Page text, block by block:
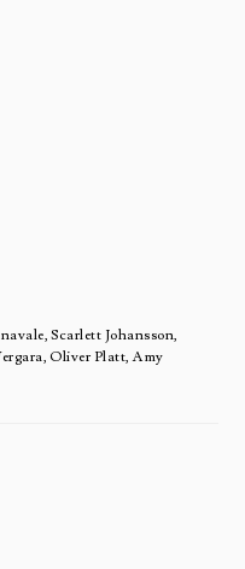
Scarlett Johansson,
Oliver Platt, Amy